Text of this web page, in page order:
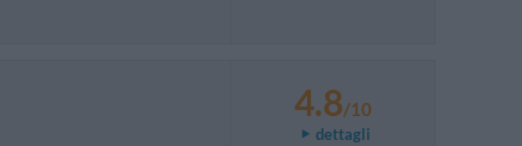
4.8/10
dettagli